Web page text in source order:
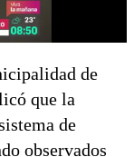
de
que la
de
observados